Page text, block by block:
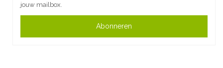
jouw mailbox.
Abonneren